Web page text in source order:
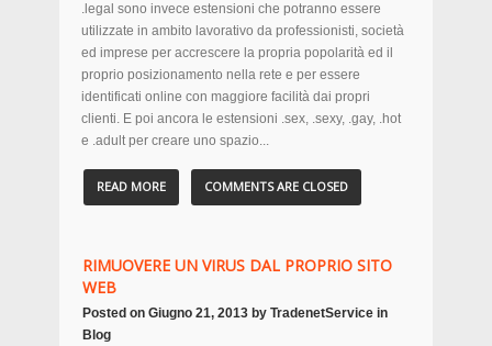
.legal sono invece estensioni che potranno essere
utilizzate in ambito lavorativo da professionisti, società
ed imprese per accrescere la propria popolarità ed il
proprio posizionamento nella rete e per essere
identificati online con maggiore facilità dai propri
clienti. E poi ancora le estensioni .sex, .sexy, .gay, .hot
e .adult per creare uno spazio...
READ MORE COMMENTS ARE CLOSED
RIMUOVERE UN VIRUS DAL PROPRIO SITO
WEB
Posted on Giugno 21, 2013 by TradenetService in
Blog